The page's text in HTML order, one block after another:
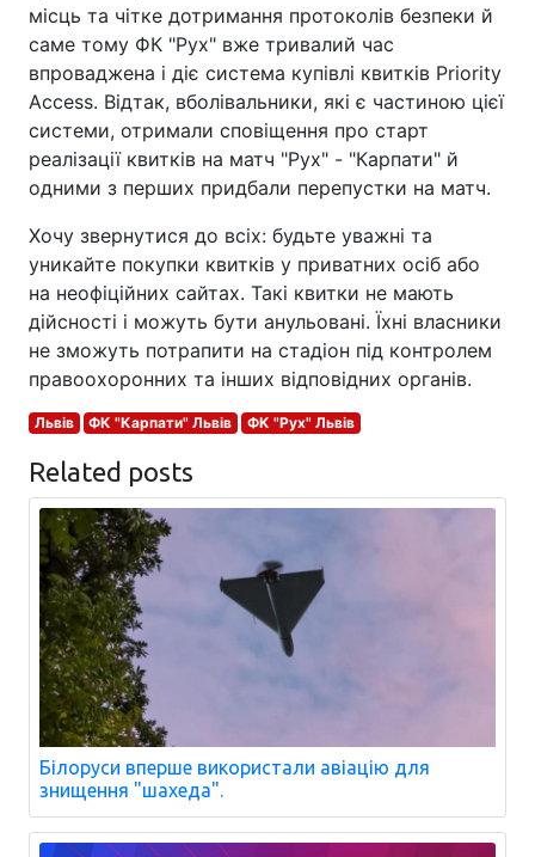
місць та чітке дотримання протоколів безпеки й
саме тому ФК "Рух" вже тривалий час
впроваджена і діє система купівлі квитків Priority
Access. Відтак, вболівальники, які є частиною цієї
системи, отримали сповіщення про старт
реалізації квитків на матч "Рух" - "Карпати" й
одними з перших придбали перепустки на матч.
Хочу звернутися до всіх: будьте уважні та
уникайте покупки квитків у приватних осіб або
на неофіційних сайтах. Такі квитки не мають
дійсності і можуть бути анульовані. Їхні власники
не зможуть потрапити на стадіон під контролем
правоохоронних та інших відповідних органів.
Львів ФК "Карпати" Львів ФК "Рух" Львів
Related posts
Білоруси вперше використали авіацію для
знищення "шахеда".